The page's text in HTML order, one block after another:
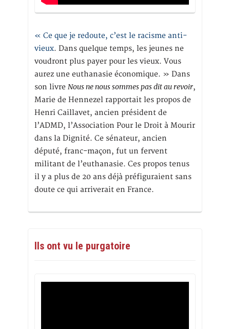
« Ce que je redoute, c’est le racisme anti-
vieux. Dans quelque temps, les jeunes ne
voudront plus payer pour les vieux. Vous
aurez une euthanasie économique. » Dans
son livre Nous ne nous sommes pas dit au revoir,
Marie de Hennezel rapportait les propos de
Henri Caillavet, ancien président de
l’ADMD, l’Association Pour le Droit à Mourir
dans la Dignité. Ce sénateur, ancien
député, franc-maçon, fut un fervent
militant de l’euthanasie. Ces propos tenus
il y a plus de 20 ans déjà préfiguraient sans
doute ce qui arriverait en France.
Ils ont vu le purgatoire